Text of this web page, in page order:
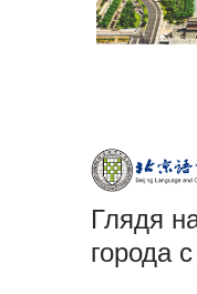
Глядя
города